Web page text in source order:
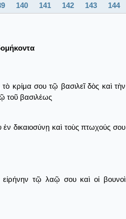
140 141 142 143 144
σου τῷ βασιλεῖ δὸς καὶ τὴν
τοῦ βασιλέως
ἐν δικαιοσύνῃ καὶ τοὺς πτωχούς σου
τῷ λαῷ σου καὶ οἱ βουνοὶ